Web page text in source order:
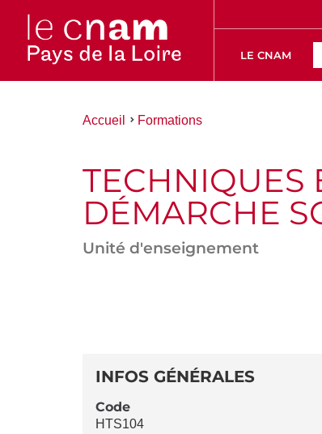
LE CNAM
Vous
Accueil Formations
TECHNIQUES
DÉMARCHE
Unité d'enseignement
DE
LA
DÉTAILS
INFOS GÉNÉRALES
Code
HTS104